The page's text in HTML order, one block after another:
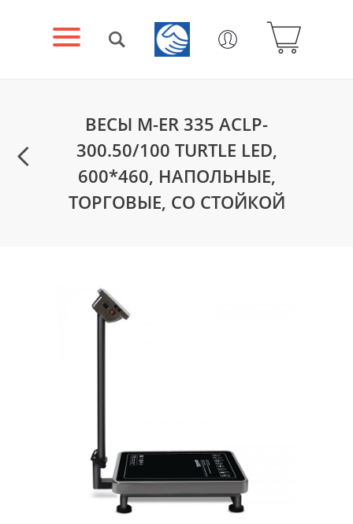
ВЕСЫ M-ER 335 ACLP-
300.50/100 TURTLE LED,
600*460, НАПОЛЬНЫЕ,
ТОРГОВЫЕ, СО СТОЙКОЙ